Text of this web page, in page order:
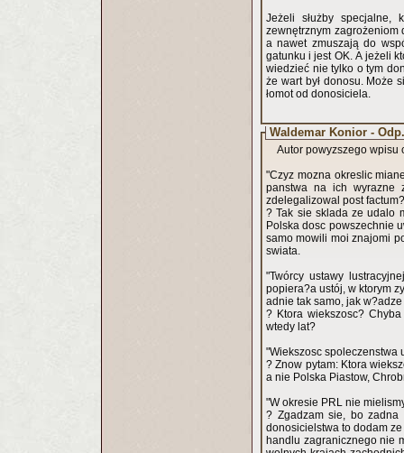
Jeżeli służby specjalne,
zewnętrznym
a nawet zmuszają do
gatunku i jest OK. A jeżeli
wiedzieć nie tylko o tym
że wart był donosu. Może
łomot od donosiciela.
Waldemar Konior - Odp.
Autor powyzszego wpisu
"Czyz mozna okreslic
panstwa na ich wyrazne
zdelegalizowal post
? Tak sie sklada ze udalo
Polska dosc powszechnie
samo mowili moi znajomi
swiata.
"Twórcy ustawy
popiera?a ustój, w ktorym
adnie tak samo, jak
? Ktora wiekszosc?
wtedy lat?
"Wiekszosc spoleczenstwa
? Znow pytam: Ktora
a nie Polska Piastow,
"W okresie PRL nie
? Zgadzam sie, bo
donosicielstwa to dodam
handlu zagranicznego nie